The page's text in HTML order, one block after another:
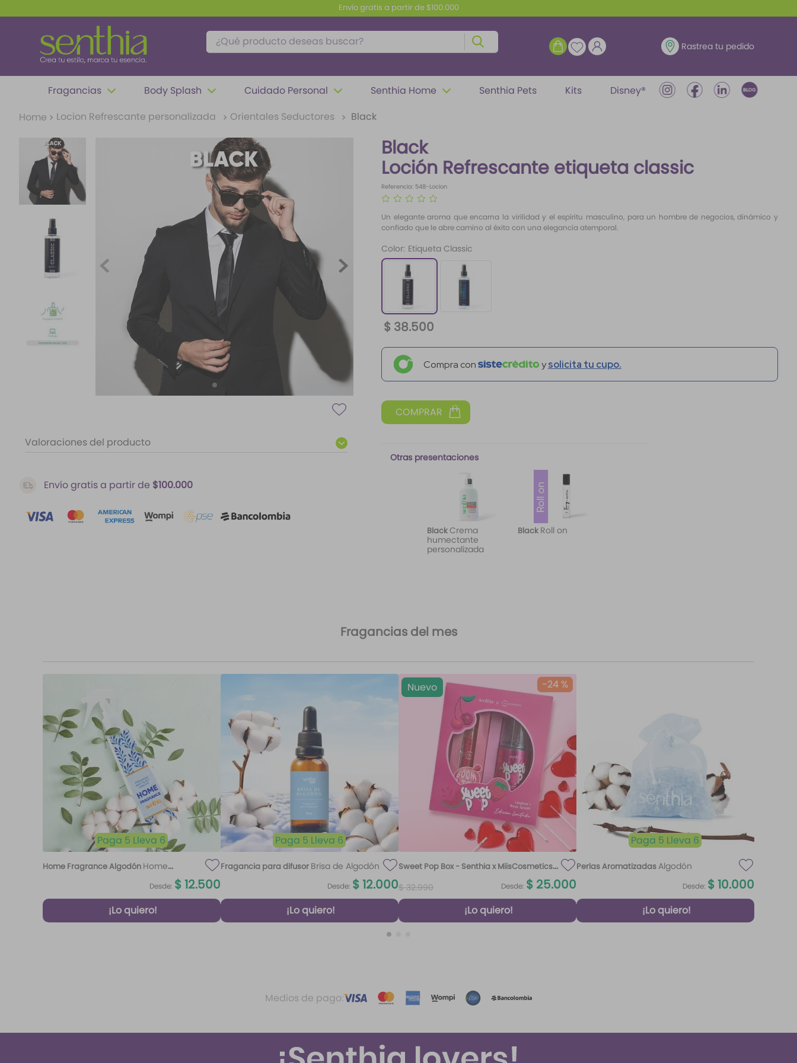
Envío gratis a partir de $100.000
¿Qué producto deseas buscar? ENTRAR Rastrea tu pedido
Fragancias Body Splash Cuidado Personal Senthia Home Senthia Pets Kits
Disney®
Locion Refrescante personalizada
Orientales Seductores Black
Valoraciones del producto
Envío gratis a partir de $100.000
Black
Loción Refrescante etiqueta classic
Referencia: 548-Locion
Un elegante aroma que encarna la virilidad y el espíritu masculino, para un hombre de negocios, dinámico y
confiado que le abre camino al éxito con una elegancia atemporal.
Color: Etiqueta Classic
$ 38.500
Compra con ysolicita tu cupo.
Otras presentaciones
BlackCrema
humectante
personalizada
Black Roll on
Fragancias del mes
Paga 5 Lleva 6
Home Fragrance Algodón Home
Desde: $12.500
¡Lo quiero!
Paga 5 Lleva 6
Fragancia para difusor Brisa de Algodón
Desde: $12.000
¡Lo quiero!
-24 %
Nuevo
Sweet Pop Box - Senthia x MiisCosmetics
$ 32.990 Desde: $ 25.000
¡Lo quiero!
Paga 5 Lleva 6
Perlas AromatizadasAlgodón
Desde: $10.000
¡Lo quiero!
Medios de pago:
TÉRMINOS MÁS BUSCADOS
1.
perfume
2.
carolina herrera
ariana grande
9
difusor
santal 33